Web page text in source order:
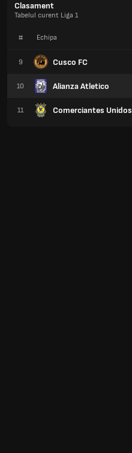
Clasament
Tabelul curent Liga 1
# Echipa
9 Cusco FC
10 Alianza Atletico
11 Comerciantes Unidos